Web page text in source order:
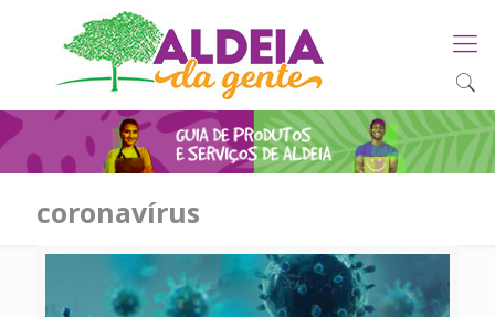
coronavírus